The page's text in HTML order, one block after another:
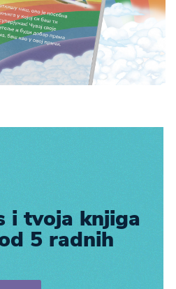
i tvoja knjiga
5 radnih